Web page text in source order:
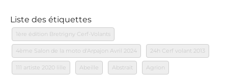
Liste des étiquettes
1ère édition Bretrigny Cerf-Volants
4ème Salon de la moto d'Arpajon Avril 2024 24h Cerf volant 2013
111 artiste 2020 lille Abeille Abstrait Agrion